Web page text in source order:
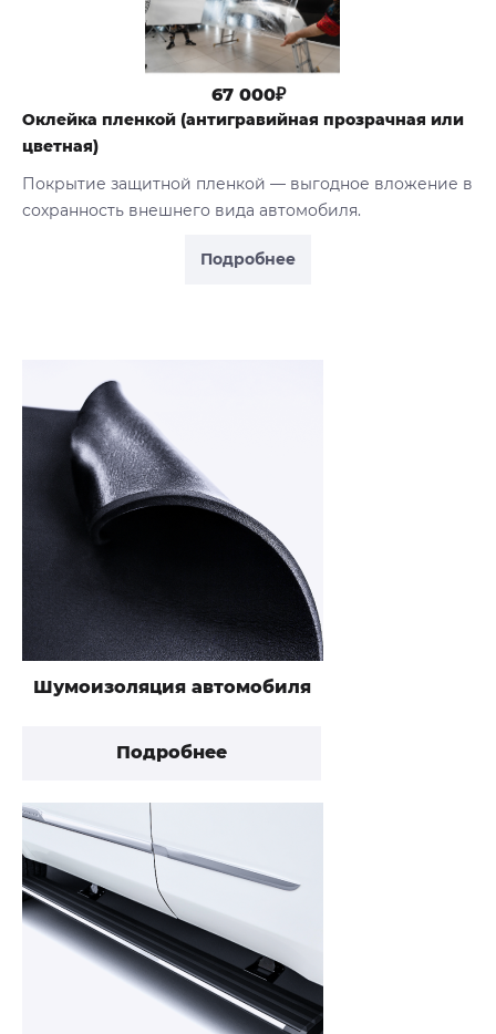
Подробнее
67 000₽
Оклейка пленкой (антигравийная прозрачная или
цветная)
Покрытие защитной пленкой — выгодное вложение в
сохранность внешнего вида автомобиля.
Шумоизоляция автомобиля
Подробнее